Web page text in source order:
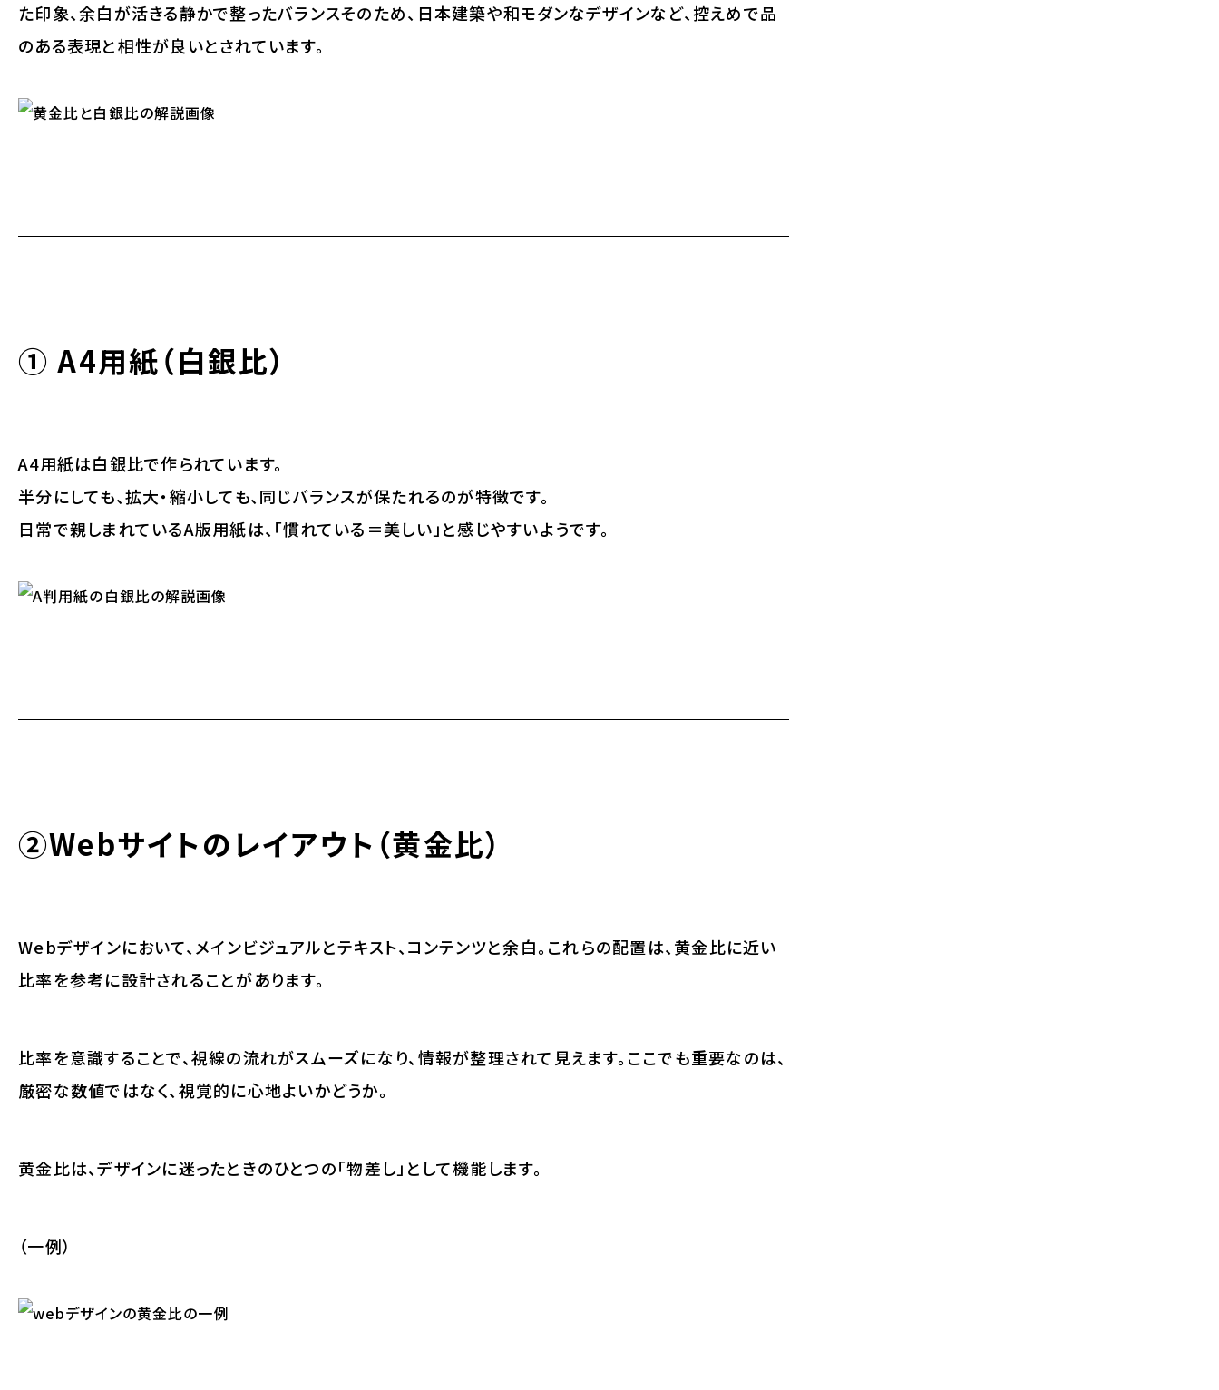
た印象、余白が活きる静かで整ったバランスそのため、日本建築や和モダンなデザインなど、控えめで品
のある表現と相性が良いとされています。
① A4用紙（白銀比）
A4用紙は白銀比で作られています。
半分にしても、拡大・縮小しても、同じバランスが保たれるのが特徴です。
日常で親しまれているA版用紙は、「慣れている＝美しい」と感じやすいようです。
②Webサイトのレイアウト（黄金比）
Webデザインにおいて、メインビジュアルとテキスト、コンテンツと余白。これらの配置は、黄金比に近い
比率を参考に設計されることがあります。
比率を意識することで、視線の流れがスムーズになり、情報が整理されて見えます。ここでも重要なのは、
厳密な数値ではなく、視覚的に心地よいかどうか。
黄金比は、デザインに迷ったときのひとつの「物差し」として機能します。
（一例）